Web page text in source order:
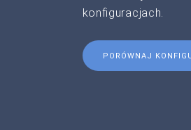
konfiguracjach.
PORÓWNAJ